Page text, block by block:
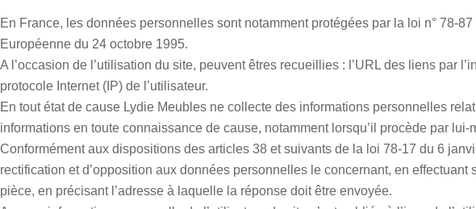
En France, les données personnelles sont notamment protégées par la loi n° 78-
Européenne du 24 octobre 1995.
A l’occasion de l’utilisation du site, peuvent êtres recueillies : l’URL des liens par
protocole Internet (IP) de l’utilisateur.
En tout état de cause Lydie Meubles ne collecte des informations personnelles
informations en toute connaissance de cause, notamment lorsqu’il procède par
Conformément aux dispositions des articles 38 et suivants de la loi 78-17 du 6
rectification et d’opposition aux données personnelles le concernant, en
pièce, en précisant l’adresse à laquelle la réponse doit être envoyée.